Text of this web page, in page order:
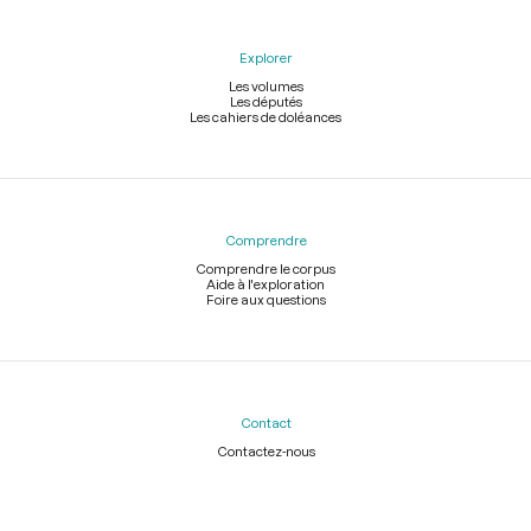
Explorer
Les volumes
Les députés
Les cahiers de doléances
Comprendre
Comprendre le corpus
Aide à l'exploration
Foire aux questions
Contact
Contactez-nous